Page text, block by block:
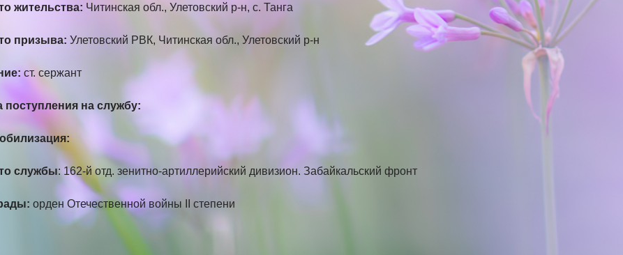
жительства: Читинская обл., Улетовский р-н, с. Танга
призыва:Улетовский РВК, Читинская обл., Улетовский р-н
ст. сержант
поступления на службу:
службы: 162-й отд. зенитно-артиллерийский дивизион. Забайкальский фронт
орден Отечественной войны II степени